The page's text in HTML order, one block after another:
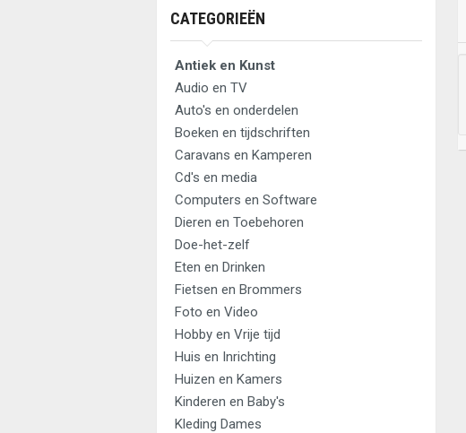
CATEGORIEËN
Antiek en Kunst
Audio en TV
Auto's en onderdelen
Boeken en tijdschriften
Caravans en Kamperen
Cd's en media
Computers en Software
Dieren en Toebehoren
Doe-het-zelf
Eten en Drinken
Fietsen en Brommers
Foto en Video
Hobby en Vrije tijd
Huis en Inrichting
Huizen en Kamers
Kinderen en Baby's
Kleding Dames